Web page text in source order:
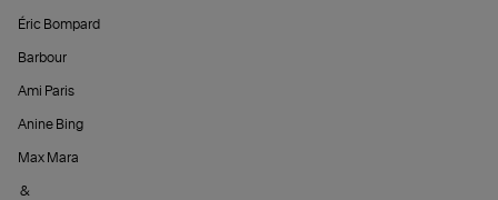
Éric Bompard
Barbour
Ami Paris
Anine Bing
Max Mara
&